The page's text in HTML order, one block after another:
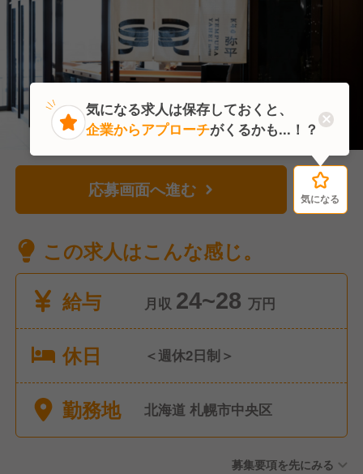
応募画面へ進む 気になる
この求人はこんな感じ。
給与
月収 24~28 万円
休日 ＜週休2日制＞
勤務地 北海道 札幌市中央区
募集要項を先にみる
気になる
気になる求人は保存しておくと、
企業からアプローチがくるかも...！？